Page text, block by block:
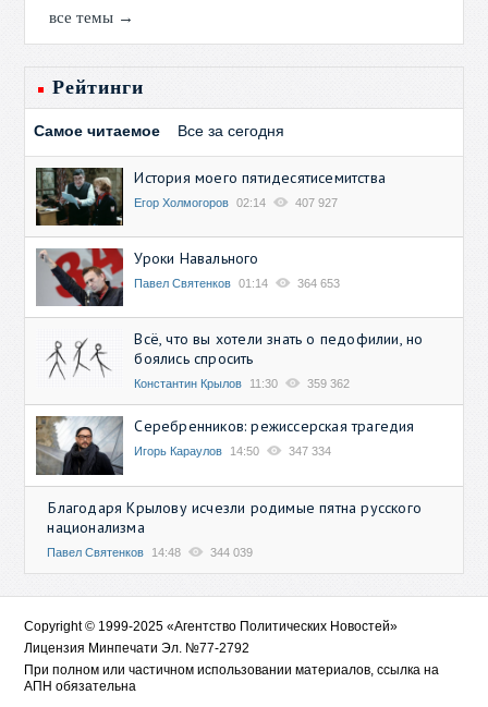
все темы →
Рейтинги
Самое читаемое Все за сегодня
История моего пятидесятисемитства
Егор Холмогоров 02:14 407 927
Уроки Навального
Павел Святенков 01:14 364 653
Всё, что вы хотели знать о педофилии, но
боялись спросить
Константин Крылов 11:30 359 362
Серебренников: режиссерская трагедия
Игорь Караулов 14:50 347 334
Благодаря Крылову исчезли родимые пятна русского
национализма
Павел Святенков 14:48 344 039
Copyright © 1999-2025 «Агентство Политических Новостей»
Лицензия Минпечати Эл. №77-2792
При полном или частичном использовании материалов, ссылка на
АПН обязательна